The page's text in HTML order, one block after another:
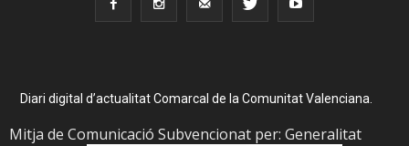
Diari digital d’actualitat Comarcal de la Comunitat Valenciana.
Mitja de Comunicació Subvencionat per: Generalitat